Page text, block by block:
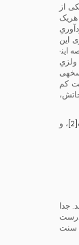
از یکی از
هریک
این
این­
ولزیِ
کم
[2]
، و
جدا
درست
سنت